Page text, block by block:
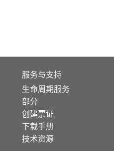
服务与支持
生命周期服务
部分
创建票证
下载手册
技术资源